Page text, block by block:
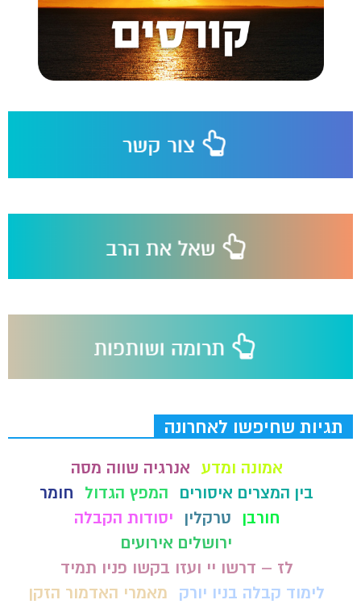
תגיות שחיפשו לאחרונה
אמונה ומדע אנרגיה שווה מסה
בין המצרים איסורים
המפץ הגדול
חומר
חורבן
טרקלין
יסודות הקבלה
ירושלים אירועים
לז – דרשו יי ועזו בקשו פניו תמיד
לימוד קבלה בניו יורק
מאמרי האדמור הזקן